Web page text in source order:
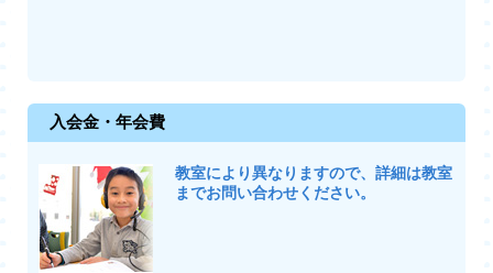
入会金・年会費
教室により異なりますので、詳細は教室
までお問い合わせください。